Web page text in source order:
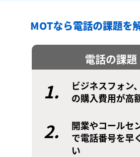
MOTなら電話の課題を
電話の課題
1.
ビジネスフォン
の購入費用が高
2.
開業やコールセ
で電話番号を早
い